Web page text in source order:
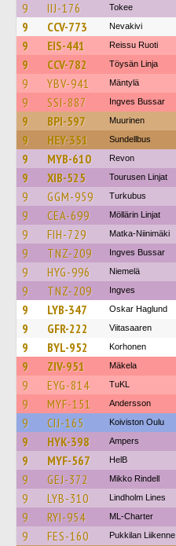
9 IIJ-176 Tokee
9 CCV-773 Nevakivi
9 EIS-441 Reissu Ruoti
9 CCV-782 Töysän Linja
9 YBV-941 Mäntylä
9 SSI-887 Ingves Bussar
9 BPI-597 Muurinen
9 HEY-351 Sundellbus
9 MYB-610 Revon
9 XIB-525 Tourusen Linjat
9 GGM-959 Turkubus
9 CEA-699 Möllärin Linjat
9 FIH-729 Matka-Niinimäki
9 TNZ-209 Ingves Bussar
9 HYG-996 Niemelä
9 TNZ-209 Ingves
9 LYB-347 Oskar Haglund
9 GFR-222 Viitasaaren
9 BYL-952 Korhonen
9 ZIV-951 Mäkela
9 EYG-814 TuKL
9 MYF-151 Andersson
9 CIJ-165 Koiviston Oulu
9 HYK-398 Ampers
9 MYF-567 HelB
9 GEJ-372 Mikko Rindell
9 LYB-310 Lindholm Lines
9 RYI-954 ML-Charter
9 FES-160 Pukkilan Liikenne